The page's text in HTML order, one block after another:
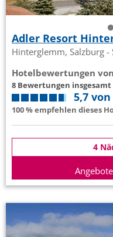
Adler Resort
Hinterglemm, Salzburg -
Hotelbewertungen
8 Bewertungen insgesamt
5,7 von
100 % empfehlen dieses
4